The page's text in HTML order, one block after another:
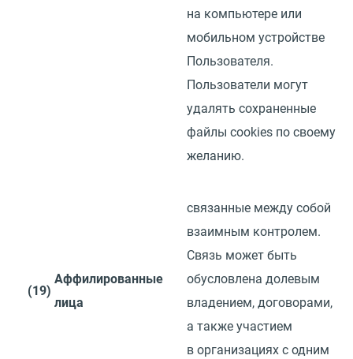
на компьютере или
мобильном устройстве
Пользователя.
Пользователи могут
удалять сохраненные
файлы cookies по своему
желанию.
(19)
Аффилированные
лица
связанные между собой
взаимным контролем.
Связь может быть
обусловлена долевым
владением, договорами,
а также участием
в организациях с одним